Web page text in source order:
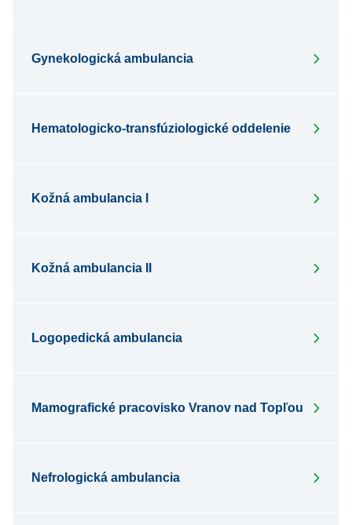
Gynekologická ambulancia
Hematologicko-transfúziologické oddelenie
Kožná ambulancia I
Kožná ambulancia II
Logopedická ambulancia
Mamografické pracovisko Vranov nad Topľou
Nefrologická ambulancia